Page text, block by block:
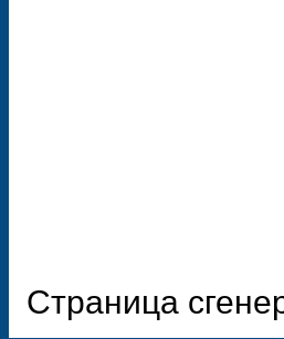
Страница